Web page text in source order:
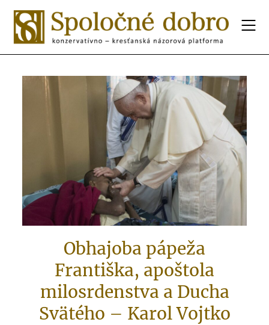
Obhajoba pápeža
Františka, apoštola
milosrdenstva a Ducha
Svätého – Karol Vojtko